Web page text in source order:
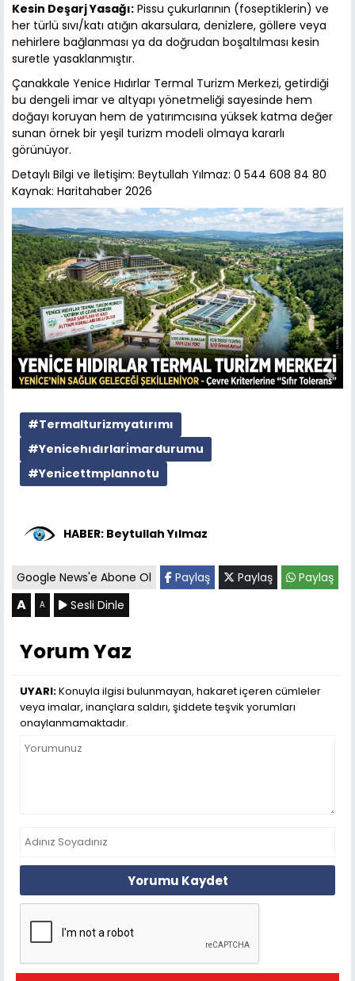
Kesin Deşarj Yasağı: Pissu çukurlarının (foseptiklerin) ve
her türlü sıvı/katı atığın akarsulara, denizlere, göllere veya
nehirlere bağlanması ya da doğrudan boşaltılması kesin
suretle yasaklanmıştır.
Çanakkale Yenice Hıdırlar Termal Turizm Merkezi, getirdiği
bu dengeli imar ve altyapı yönetmeliği sayesinde hem
doğayı koruyan hem de yatırımcısına yüksek katma değer
sunan örnek bir yeşil turizm modeli olmaya kararlı
görünüyor.
Detaylı Bilgi ve İletişim: Beytullah Yılmaz: 0 544 608 84 80
Kaynak: Haritahaber 2026
#Termalturizmyatırımı
#Yenicehıdırlari̇mardurumu
#Yeni̇cettmplannotu
HABER: Beytullah Yılmaz
Google News'e Abone Ol Paylaş Paylaş Paylaş
A A Sesli Dinle
Yorum Yaz
UYARI:Konuyla ilgisi bulunmayan, hakaret içeren cümleler
veya imalar, inançlara saldırı, şiddete teşvik yorumları
onaylanmamaktadır.
Yorumu Kaydet